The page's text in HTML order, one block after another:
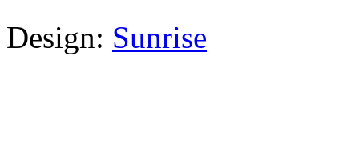
Design: Sunrise